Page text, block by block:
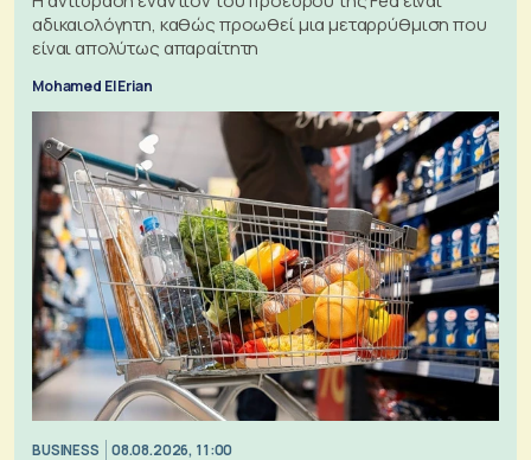
αδικαιολόγητη, καθώς προωθεί μια μεταρρύθμιση που
είναι απολύτως απαραίτητη
Mohamed El Erian
BUSINESS 08.08.2026, 11:00